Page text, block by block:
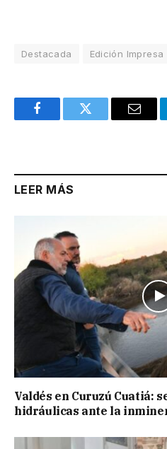
Destacada Edición Impresa
FacebookTwitter Email
LEER MÁS
Valdés en Curuzú Cuatiá:
hidráulicas ante la